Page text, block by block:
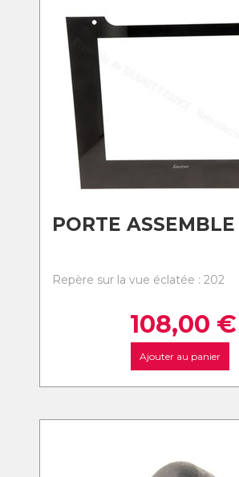
PORTE ASSEMBLE
Repère sur la vue éclatée : 202
108,00 €
Ajouter au panier